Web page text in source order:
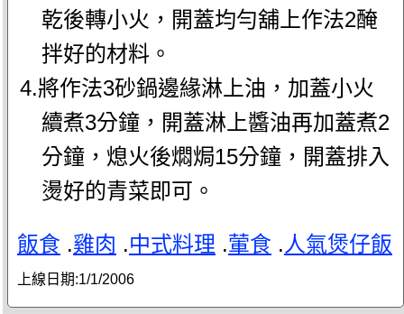
乾後轉小火，開蓋均勻舖上作法2醃
拌好的材料。
4.將作法3砂鍋邊緣淋上油，加蓋小火
續煮3分鐘，開蓋淋上醬油再加蓋煮2
分鐘，熄火後燜焗15分鐘，開蓋排入
燙好的青菜即可。
飯食 .雞肉 .中式料理 .葷食 .人氣煲仔飯
上線日期:1/1/2006